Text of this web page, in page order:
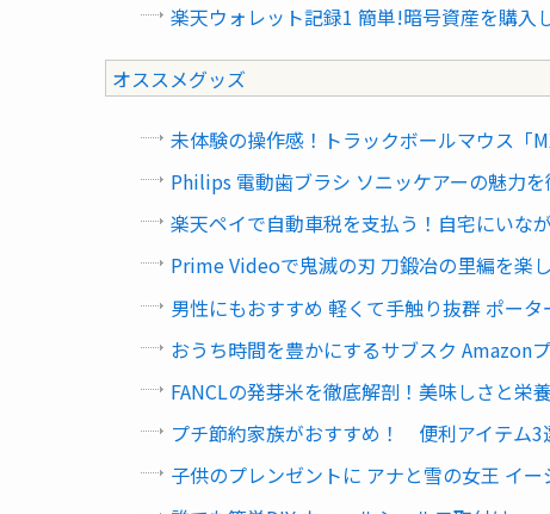
楽天ウォレット記録1 簡単!暗号資産を購入
オススメグッズ
未体験の操作感！トラックボールマウス「
Philips 電動歯ブラシ ソニッケアーの魅力
楽天ペイで自動車税を支払う！自宅にいな
Prime Videoで鬼滅の刃 刀鍛冶の里編を楽
男性にもおすすめ 軽くて手触り抜群 ポー
おうち時間を豊かにするサブスク Amazon
FANCLの発芽米を徹底解剖！美味しさと栄
プチ節約家族がおすすめ！ 便利アイテム3
子供のプレンゼントに アナと雪の女王 イー